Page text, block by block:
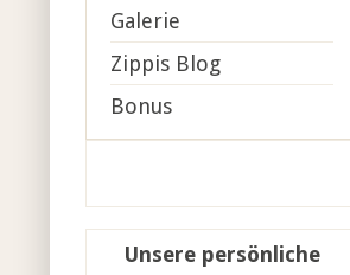
Galerie
Zippis Blog
Bonus
Unsere persönliche